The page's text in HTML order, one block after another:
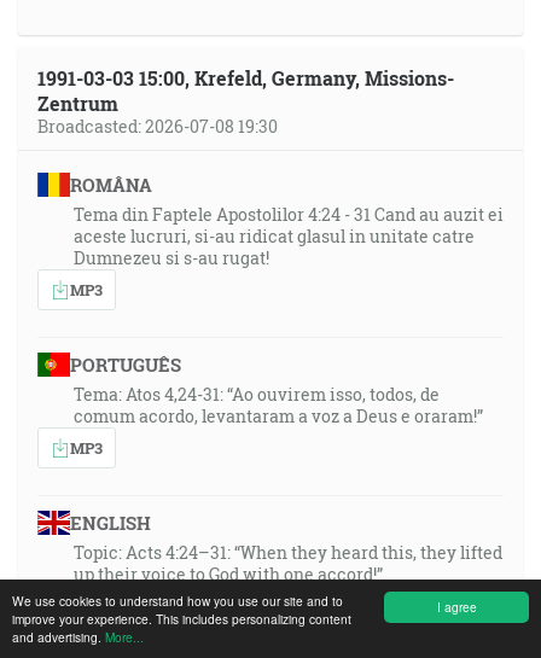
I agree
We use cookies to understand how you use our site and to
improve your experience. This includes personalizing content
and advertising. More...
1991-03-03 15:00, Krefeld, Germany, Missions-
Zentrum
Broadcasted: 2026-07-08 19:30
ROMÂNA
Tema din Faptele Apostolilor 4:24 - 31 Cand au auzit ei
aceste lucruri, si-au ridicat glasul in unitate catre
Dumnezeu si s-au rugat!
MP3
PORTUGUÊS
Tema: Atos 4,24-31: “Ao ouvirem isso, todos, de
comum acordo, levantaram a voz a Deus e oraram!”
MP3
ENGLISH
Topic: Acts 4:24–31: “When they heard this, they lifted
up their voice to God with one accord!”
MP3